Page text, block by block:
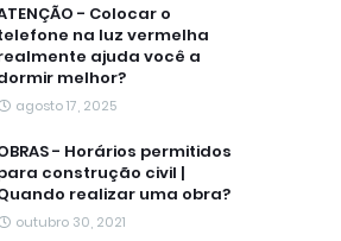
- Colocar o
na luz vermelha
ajuda você a
melhor?
agosto 17, 2025
- Horários permitidos
construção civil |
realizar uma obra?
outubro 30, 2021